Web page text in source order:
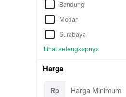
Bandung
Medan
Surabaya
Lihat selengkapnya
Harga
Rp